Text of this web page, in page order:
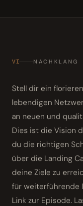
VI NACHKLANG
Stell dir ein
lebendigen
an neuen und
Dies ist die Vision
du die richtigen
über die Landing
deine Ziele zu
für weiterführende
Link zur Episode.